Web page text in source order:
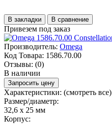
В закладки В сравнение
Привезем под заказ
Производитель: Omega
Код Товара: 1586.70.00
Отзывы: (0)
В наличии
Запросить цену
Характеристики: (смотреть все)
Размер/диаметр:
32,6 x 25 мм
Корпус: